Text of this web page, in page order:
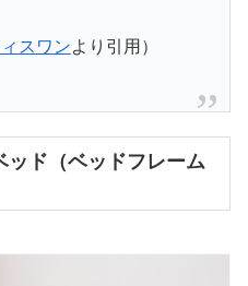
スワンより引用）
ッド（ベッドフレーム